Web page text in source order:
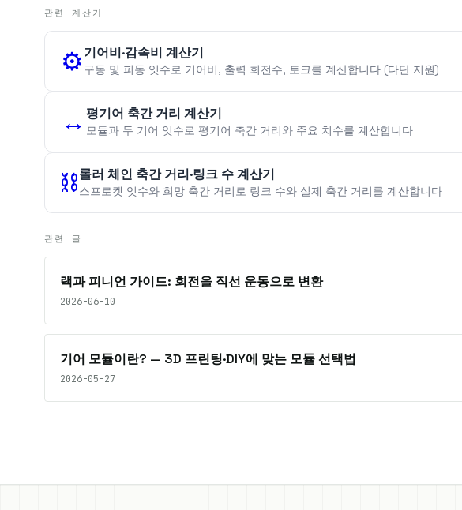
관련 계산기
⚙️기어비·감속비 계산기
구동 및 피동 잇수로 기어비, 출력 회전수, 토크를 계산합니다 (다단 지원)
↔️ 평기어 축간 거리 계산기
모듈과 두 기어 잇수로 평기어 축간 거리와 주요 치수를 계산합니다
⛓️롤러 체인 축간 거리·링크 수 계산기
스프로켓 잇수와 희망 축간 거리로 링크 수와 실제 축간 거리를 계산합니다
관련 글
랙과 피니언 가이드: 회전을 직선 운동으로 변환
2026-06-10
기어 모듈이란? — 3D 프린팅·DIY에 맞는 모듈 선택법
2026-05-27